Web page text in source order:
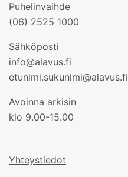
Puhelinvaihde
(06) 2525 1000
Sähköposti
info@alavus.fi
etunimi.sukunimi@alavus.fi
Avoinna arkisin
klo 9.00-15.00
Yhteystiedot